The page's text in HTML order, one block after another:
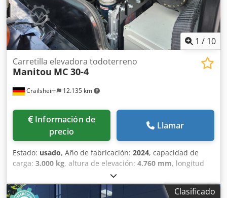
1 / 10
Crailsheim 12.135 km
Carretilla elevadora todoterreno
Manitou MC 30-4
Información de
precio
Llamar
Estado: usado, Año de fabricación: 2024, capacidad de
carga: 3.000 kg, altura de elevación: 4.760 mm, longitud
, · Fabricante Manitou · Nombre del
modelo MC 30-4 ST5 · Tipo de accionamiento diésel · Tipo
de operador Sentado · Capacidad de carga máxima 3000
Clasificado